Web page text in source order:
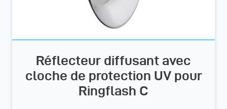
Réflecteur diffusant avec
cloche de protection UV pour
Ringflash C